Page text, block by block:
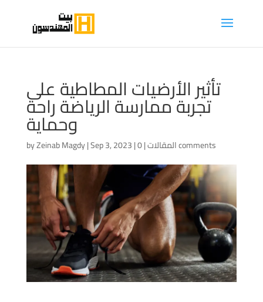
تأثير الأرضيات المطاطية على
تجربة ممارسة الرياضة راحة
وحماية
byZeinab Magdy|Sep 3, 2023| المقالات| 0 comments